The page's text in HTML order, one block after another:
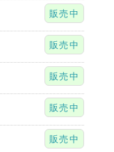
販売中
販売中
販売中
販売中
販売中